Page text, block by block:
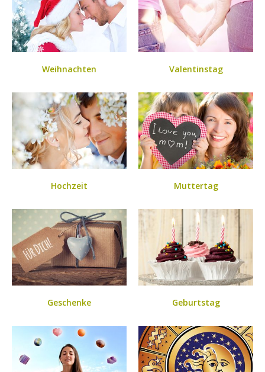
Weihnachten Valentinstag
Hochzeit Muttertag
Geschenke Geburtstag